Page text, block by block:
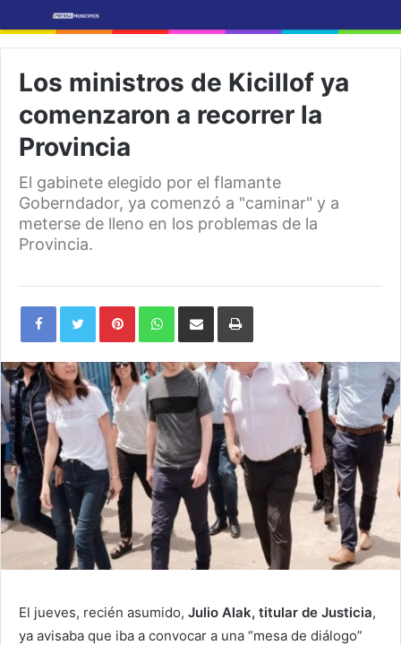
Los ministros de Kicillof ya
comenzaron a recorrer la
Provincia
El gabinete elegido por el flamante
Goberndador, ya comenzó a "caminar" y a
meterse de lleno en los problemas de la
Provincia.
PinterestWhatsAppShare
Email
Print
El jueves, recién asumido, Julio Alak, titular de Justicia,
ya avisaba que iba a convocar a una “mesa de diálogo”